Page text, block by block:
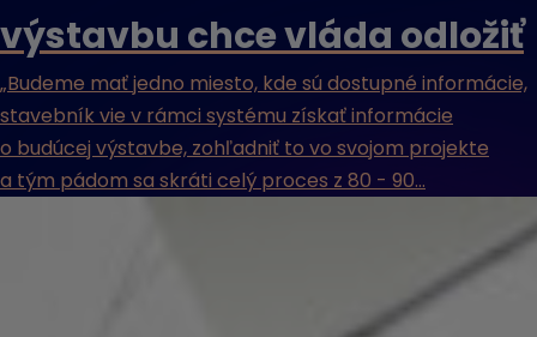
výstavbu chce vláda odložiť
„Budeme mať jedno miesto, kde sú dostupné informácie,
stavebník vie v rámci systému získať informácie
o budúcej výstavbe, zohľadniť to vo svojom projekte
a tým pádom sa skráti celý proces z 80 - 90...